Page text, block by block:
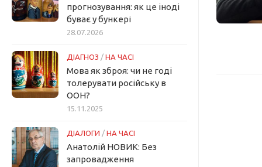
прогнозування: як це іноді
буває у бункері
28.07.2026
ДІАГНОЗ / НА ЧАСІ
Мова як зброя: чи не годі
толерувати російську в
ООН?
15.11.2025
ДІАЛОГИ / НА ЧАСІ
Анатолій НОВИК: Без
запровадження